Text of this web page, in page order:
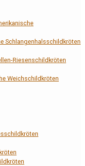
Schlangenhalsschildkröten
Riesenschildkröten
Weichschildkröten